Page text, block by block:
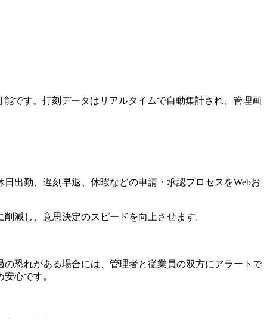
です。打刻データはリアルタイムで自動集計され、管理画
出勤、遅刻早退、休暇などの申請・承認プロセスをWebお
減し、意思決定のスピードを向上させます。
恐れがある場合には、管理者と従業員の双方にアラートで
心です。